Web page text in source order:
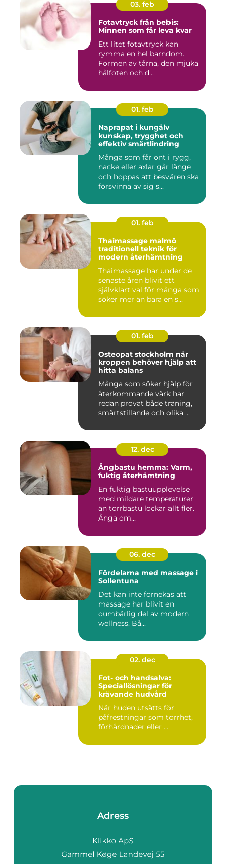
03. feb
Fotavtryck från bebis:
Minnen som får leva kvar
Ett litet fotavtryck kan
rymma en hel barndom.
Formen av tårna, den mjuka
hålfoten och d...
01. feb
Naprapat i kungälv
kunskap, trygghet och
effektiv smärtlindring
Många som får ont i rygg,
nacke eller axlar går länge
och hoppas att besvären ska
försvinna av sig s...
01. feb
Thaimassage malmö
traditionell teknik för
modern återhämtning
Thaimassage har under de
senaste åren blivit ett
självklart val för många som
söker mer än bara en s...
01. feb
Osteopat stockholm när
kroppen behöver hjälp att
hitta balans
Många som söker hjälp för
återkommande värk har
redan provat både träning,
smärtstillande och olika ...
12. dec
Ångbastu hemma: Varm,
fuktig återhämtning
En fuktig bastuupplevelse
med mildare temperaturer
än torrbastu lockar allt fler.
Ånga om...
06. dec
Fördelarna med massage i
Sollentuna
Det kan inte förnekas att
massage har blivit en
oumbärlig del av modern
wellness. Bå...
02. dec
Fot- och handsalva:
Speciallösningar för
krävande hudvård
När huden utsätts för
påfrestningar som torrhet,
förhårdnader eller ...
Adress